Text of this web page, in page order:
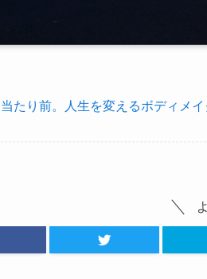
たり前。人生を変えるボディメ